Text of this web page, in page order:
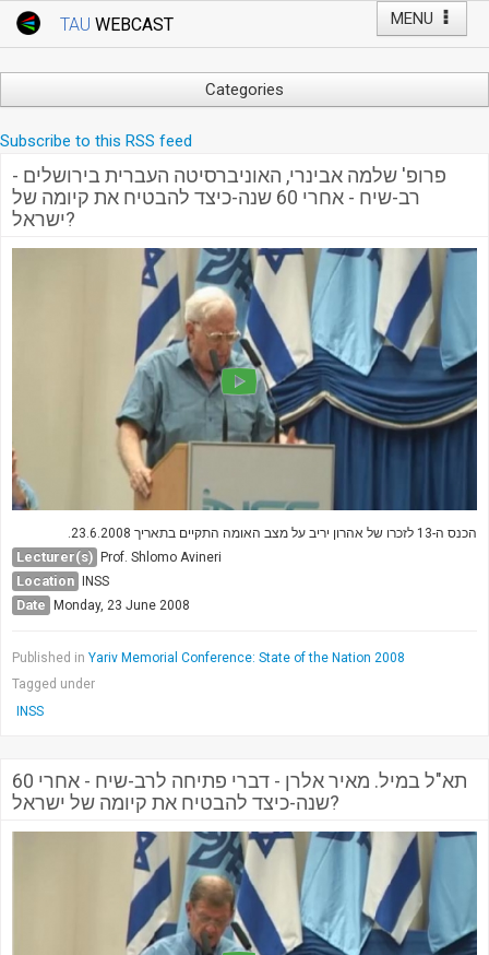
MENU
TAU WEBCAST
Webcast: Courses
Events
Live Webcast
Faculty Events
YouTube Channel
Categories
Computers
Education
Faculty Events
Medicine & Life Sciences
Science
Society & Politics
SEARCH
Search
Subscribe to this RSS feed
פרופ' שלמה אבינרי, האוניברסיטה העברית בירושלים -
רב-שיח - אחרי 60 שנה-כיצד להבטיח את קיומה של
ישראל?
הכנס ה-13 לזכרו של אהרון יריב על מצב האומה התקיים בתאריך 23.6.2008.
Lecturer(s) Prof. Shlomo Avineri
Location INSS
Date Monday, 23 June 2008
Published in Yariv Memorial Conference: State of the Nation 2008
Tagged under
INSS
תא"ל במיל. מאיר אלרן - דברי פתיחה לרב-שיח - אחרי 60
שנה-כיצד להבטיח את קיומה של ישראל?